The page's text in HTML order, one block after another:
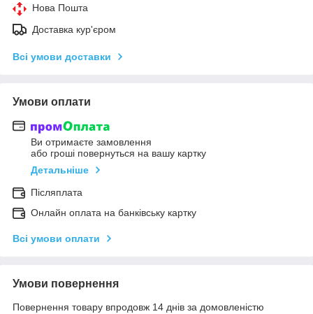
Нова Пошта
Доставка кур'єром
Всі умови доставки
Умови оплати
Ви отримаєте замовлення
або гроші повернуться на вашу картку
Детальніше
Післяплата
Онлайн оплата на банківську картку
Всі умови оплати
Умови повернення
Повернення товару впродовж 14 днів за домовленістю